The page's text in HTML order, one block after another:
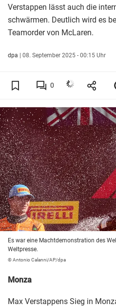
Verstappen lässt auch die
schwärmen. Deutlich wird es
Teamorder von McLaren.
dpa | 08. September 2025 - 00:15 Uhr
0
Es war eine Machtdemonstration des
Weltpresse.
© Antonio Calanni/AP/dpa
Monza
Max Verstappens Sieg in